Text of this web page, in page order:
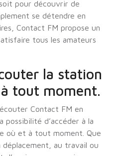
pour découvrir de
se détendre en
Contact FM propose un
tous les amateurs
la station
tout moment.
Contact FM en
d’accéder à la
où et à tout moment. Que
déplacement, au travail ou